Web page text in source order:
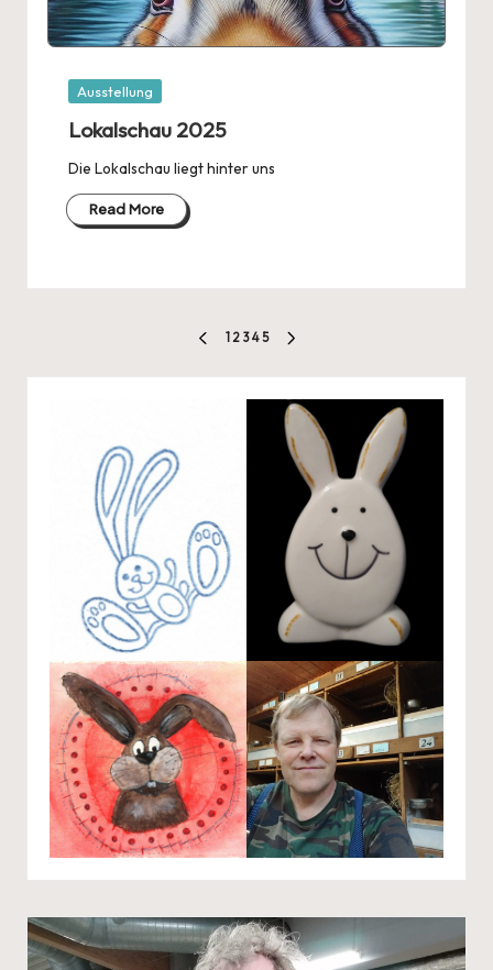
Posted
Ausstellung
Lokalschau 2025
Die Lokalschau liegt hinter uns
Read More
Seitennummerierung
der
PREVIOUS
1 2 3 4 5